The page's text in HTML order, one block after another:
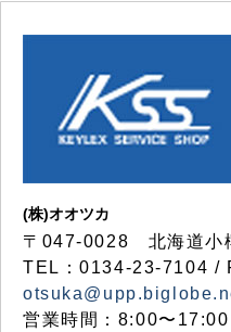
(株)オオツカ
〒047-0028 北海道小
TEL：0134-23-7104 /
営業時間：8:00〜